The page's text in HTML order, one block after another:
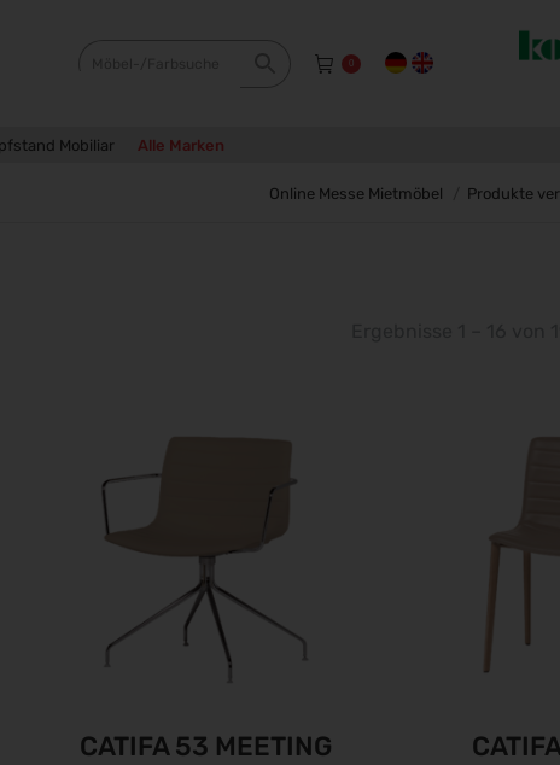
0
Mobiliar Alle Marken
Sie befinden sich hier:
Online Messe Mietmöbel Produkte
CATIFA 53 MEETING